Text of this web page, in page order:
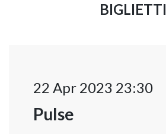
BIGLIETTI
22 Apr 2023 23:30
Pulse